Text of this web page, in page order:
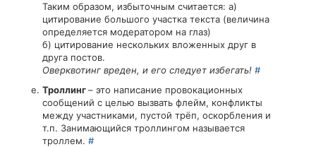
Таким образом, избыточным считается: а)
цитирование большого участка текста (величина
определяется модератором на глаз)
б) цитирование нескольких вложенных друг в
друга постов.
Оверквотинг вреден, и его следует избегать! #
Троллинг– это написание провокационных
сообщений с целью вызвать флейм, конфликты
между участниками, пустой трёп, оскорбления и
т.п. Занимающийся троллингом называется
троллем. #